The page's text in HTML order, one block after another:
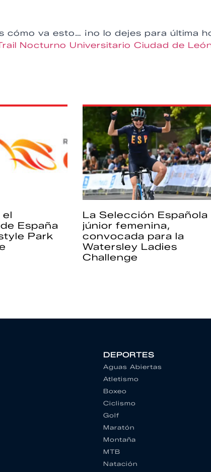
va esto… ¡no lo dejes para última
Nocturno Universitario Ciudad de
el
España
Park
La Selección Española
júnior femenina,
convocada para la
Watersley Ladies
Challenge
DEPORTES
Aguas Abiertas
Atletismo
Boxeo
Ciclismo
Golf
Maratón
Montaña
MTB
Natación